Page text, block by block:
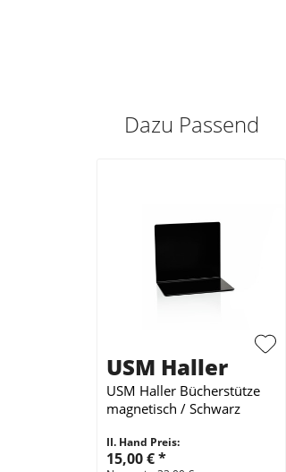
Dazu Passend
USM Haller
USM Haller Bücherstütze
magnetisch / Schwarz
II. Hand Preis:
15,00 €*